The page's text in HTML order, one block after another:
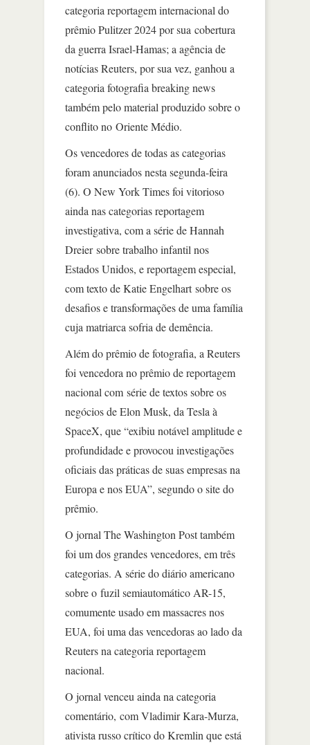
categoria reportagem internacional do
prêmio Pulitzer 2024 por sua cobertura
da guerra Israel-Hamas; a agência de
notícias Reuters, por sua vez, ganhou a
categoria fotografia breaking news
também pelo material produzido sobre o
conflito no Oriente Médio.
Os vencedores de todas as categorias
foram anunciados nesta segunda-feira
(6). O New York Times foi vitorioso
ainda nas categorias reportagem
investigativa, com a série de Hannah
Dreier sobre trabalho infantil nos
Estados Unidos, e reportagem especial,
com texto de Katie Engelhart sobre os
desafios e transformações de uma família
cuja matriarca sofria de demência.
Além do prêmio de fotografia, a Reuters
foi vencedora no prêmio de reportagem
nacional com série de textos sobre os
negócios de Elon Musk, da Tesla à
SpaceX, que “exibiu notável amplitude e
profundidade e provocou investigações
oficiais das práticas de suas empresas na
Europa e nos EUA”, segundo o site do
prêmio.
O jornal The Washington Post também
foi um dos grandes vencedores, em três
categorias. A série do diário americano
sobre o fuzil semiautomático AR-15,
comumente usado em massacres nos
EUA, foi uma das vencedoras ao lado da
Reuters na categoria reportagem
nacional.
O jornal venceu ainda na categoria
comentário, com Vladimir Kara-Murza,
ativista russo crítico do Kremlin que está